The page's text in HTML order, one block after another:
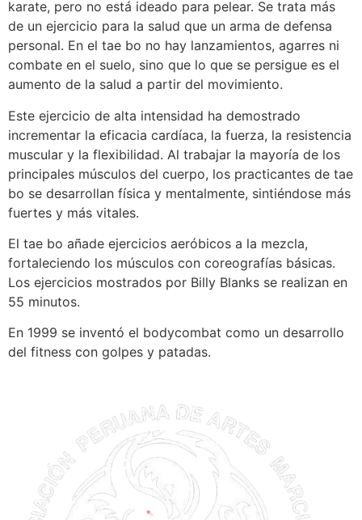
karate, pero no está ideado para pelear. Se trata más
de un ejercicio para la salud que un arma de defensa
personal. En el tae bo no hay lanzamientos, agarres ni
combate en el suelo, sino que lo que se persigue es el
aumento de la salud a partir del movimiento.
Este ejercicio de alta intensidad ha demostrado
incrementar la eficacia cardíaca, la fuerza, la resistencia
muscular y la flexibilidad. Al trabajar la mayoría de los
principales músculos del cuerpo, los practicantes de tae
bo se desarrollan física y mentalmente, sintiéndose más
fuertes y más vitales.
El tae bo añade ejercicios aeróbicos a la mezcla,
fortaleciendo los músculos con coreografías básicas.
Los ejercicios mostrados por Billy Blanks se realizan en
55 minutos.
En 1999 se inventó el bodycombat como un desarrollo
del fitness con golpes y patadas.